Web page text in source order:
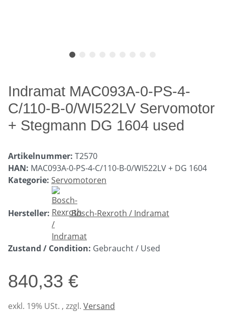
Indramat MAC093A-0-PS-4-
C/110-B-0/WI522LV Servomotor
+ Stegmann DG 1604 used
Artikelnummer: T2570
HAN: MAC093A-0-PS-4-C/110-B-0/WI522LV + DG 1604
Kategorie: Servomotoren
Hersteller: Bosch-Rexroth / Indramat
Zustand / Condition: Gebraucht / Used
840,33 €
exkl. 19% USt. , zzgl. Versand